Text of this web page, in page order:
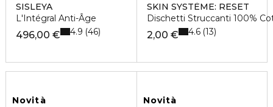
SISLEYA
L'Intégral Anti-Âge
496,00 € 4.9 46
SKIN SYSTÈME: RESET
Dischetti Struccanti 100%
2,00 € 4.6 13
Novità Novità